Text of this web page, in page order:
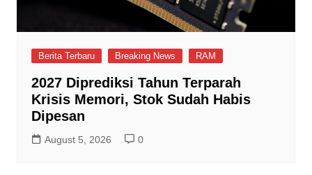
Berita Terbaru Breaking News RAM
2027 Diprediksi Tahun Terparah
Krisis Memori, Stok Sudah Habis
Dipesan
August 5, 2026 0